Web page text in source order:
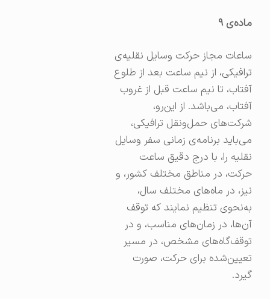
ماده‌ی۹
ساعات مجاز حرکت وسایل نقلیه‌ی
ترافیکی، از نیم ساعت بعد از طلوع
آفتاب، تا نیم ساعت قبل از غروب
آفتاب، می‌باشد. از این‌رو،
شرکت‌های حمل‌ونقل ترافیکی،
می‌باید برنامه‌ی زمانی سفر وسایل
نقلیه را، با درج دقیق ساعت
حرکت، در مناطق مختلف کشور، و
نیز، در ماه‌های مختلف سال،
به‌نحوی تنظیم نمایند که توقف
آن‌ها، در زمان‌های مناسب، و در
توقف‌گاه‌های مشخص، در مسیر
تعیین‌شده برای حرکت، صورت
گیرد.